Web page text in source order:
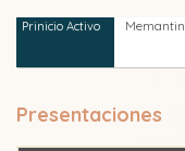
Presentaciones